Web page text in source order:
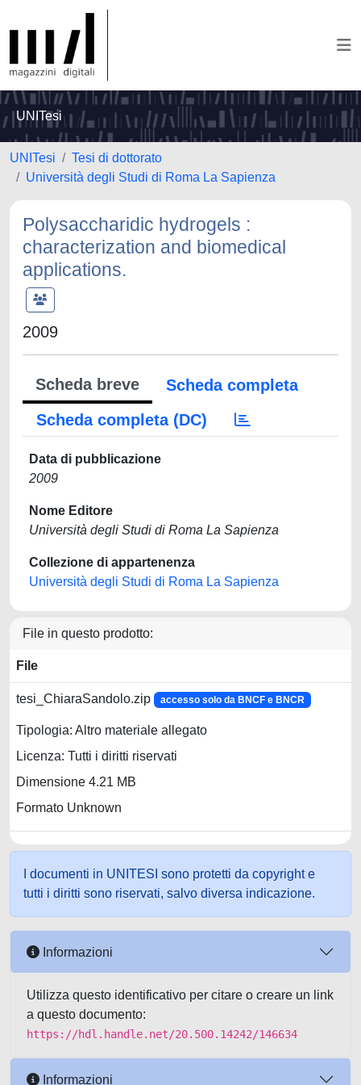
UNITesi
UNITesi
Tesi di dottorato
Università degli Studi di Roma La Sapienza
Polysaccharidic hydrogels :
characterization and biomedical
applications.
2009
Scheda breve
Scheda completa
Scheda completa (DC)
Data di pubblicazione
2009
Nome Editore
Università degli Studi di Roma La Sapienza
Collezione di appartenenza
Università degli Studi di Roma La Sapienza
File in questo prodotto:
File
tesi_ChiaraSandolo.zip accesso solo da BNCF e BNCR
Tipologia: Altro materiale allegato
Licenza: Tutti i diritti riservati
Dimensione 4.21 MB
Formato Unknown
I documenti in UNITESI sono protetti da copyright e
tutti i diritti sono riservati, salvo diversa indicazione.
Informazioni
Utilizza questo identificativo per citare o creare un link
a questo documento:
https://hdl.handle.net/20.500.14242/146634
Informazioni